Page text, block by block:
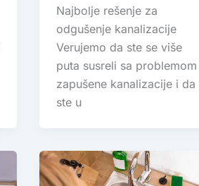
Najbolje rešenje za
odgušenje kanalizacije
Verujemo da ste se više
puta susreli sa problemom
zapušene kanalizacije i da
ste u